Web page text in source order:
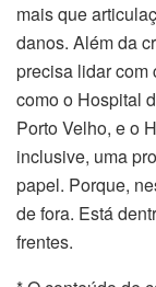
mais que
danos. Além da
precisa lidar com
como o Hospital
Porto Velho, e o
inclusive, uma
papel. Porque,
de fora. Está
frentes.